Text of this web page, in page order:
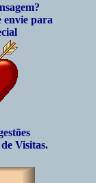
envie para
Visitas.